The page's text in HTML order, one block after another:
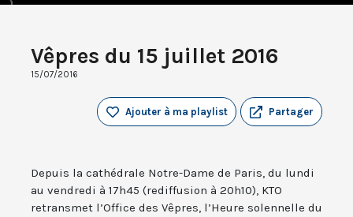
Vêpres du 15 juillet 2016
15/07/2016
Partager
Ajouter à ma playlist
Depuis la cathédrale Notre-Dame de Paris, du lundi
au vendredi à 17h45 (rediffusion à 20h10), KTO
retransmet l’Office des Vêpres, l’Heure solennelle du